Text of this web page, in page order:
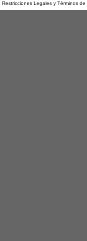
Restricciones Legales y Términos de